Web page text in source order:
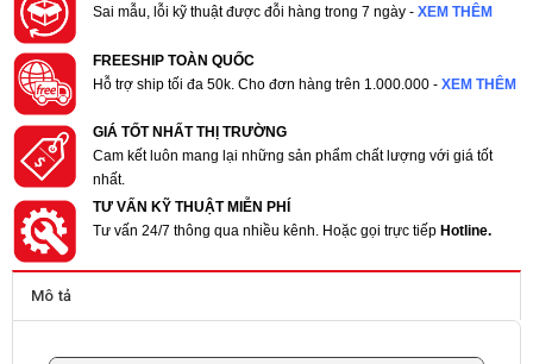
Sai mẫu, lỗi kỹ thuật được đỗi hàng trong 7 ngày - XEM THÊM
FREESHIP TOÀN QUỐC
Hỗ trợ ship tối đa 50k. Cho đơn hàng trên 1.000.000 - XEM THÊM
GIÁ TỐT NHẤT THỊ TRƯỜNG
Cam kết luôn mang lại những sản phẩm chất lượng với giá tốt
nhất.
TƯ VẤN KỸ THUẬT MIỄN PHÍ
Tư vấn 24/7 thông qua nhiều kênh. Hoặc gọi trực tiếp Hotline.
Mô tả